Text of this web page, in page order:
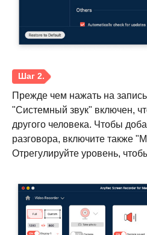
Прежде чем нажать на
"Системный звук" включен,
другого человека. Чтобы
разговора, включите также
Отрегулируйте уровень,